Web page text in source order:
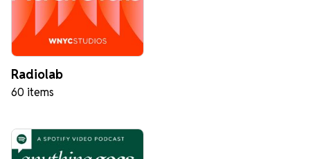
Radiolab
60 items